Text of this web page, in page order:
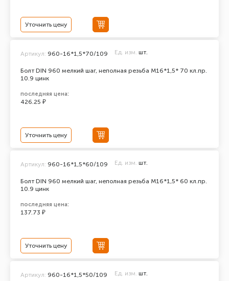
Уточнить цену
Болт DIN 960 мелкий шаг, неполная резьба M16*1,5* 70 кл.пр.
10.9 цинк
Артикул: 960-16*1,5*70/109 Ед. изм. шт.
последняя цена:
426.25 ₽
Уточнить цену
Болт DIN 960 мелкий шаг, неполная резьба M16*1,5* 60 кл.пр.
10.9 цинк
Артикул: 960-16*1,5*60/109 Ед. изм. шт.
последняя цена:
137.73 ₽
Уточнить цену
Артикул: 960-16*1,5*50/109 Ед. изм. шт.